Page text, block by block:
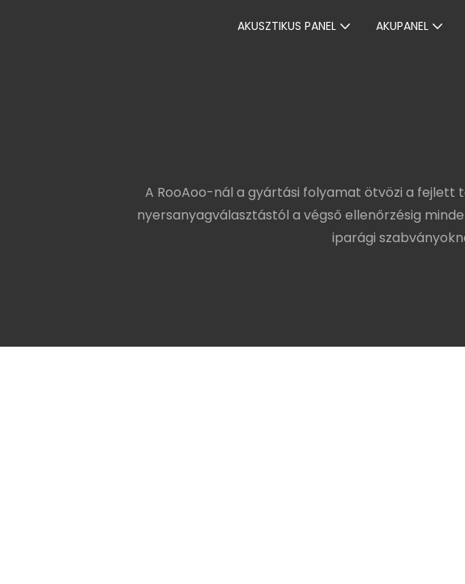
AKUSZTIKUS PANEL AKUPANEL
A RooAoo-nál a gyártási folyamat ötvözi a fejlett
nyersanyagválasztástól a végső ellenőrzésig
iparági